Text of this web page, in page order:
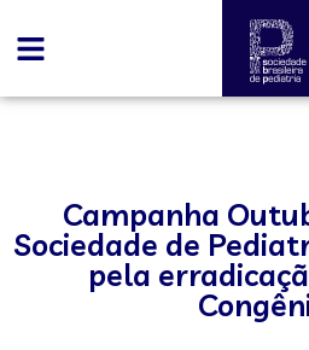
Campanha
Sociedade de
pela